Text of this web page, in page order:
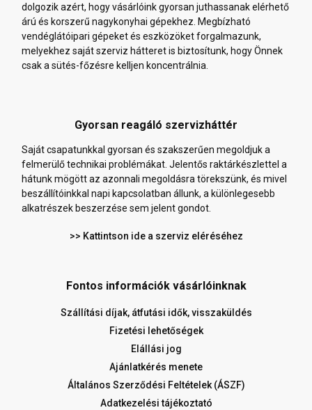
dolgozik azért, hogy vásárlóink gyorsan juthassanak elérhető
árú és korszerű nagykonyhai gépekhez. Megbízható
vendéglátóipari gépeket és eszközöket forgalmazunk,
melyekhez saját szerviz hátteret is biztosítunk, hogy Önnek
csak a sütés-főzésre kelljen koncentrálnia.
Gyorsan reagáló szervizháttér
Saját csapatunkkal gyorsan és szakszerűen megoldjuk a
felmerülő technikai problémákat. Jelentős raktárkészlettel a
hátunk mögött az azonnali megoldásra törekszünk, és mivel
beszállítóinkkal napi kapcsolatban állunk, a különlegesebb
alkatrészek beszerzése sem jelent gondot.
>> Kattintson ide a szerviz eléréséhez
Fontos információk vásárlóinknak
Szállítási díjak, átfutási idők, visszaküldés
Fizetési lehetőségek
Elállási jog
Ajánlatkérés menete
Általános Szerződési Feltételek (ÁSZF)
Adatkezelési tájékoztató